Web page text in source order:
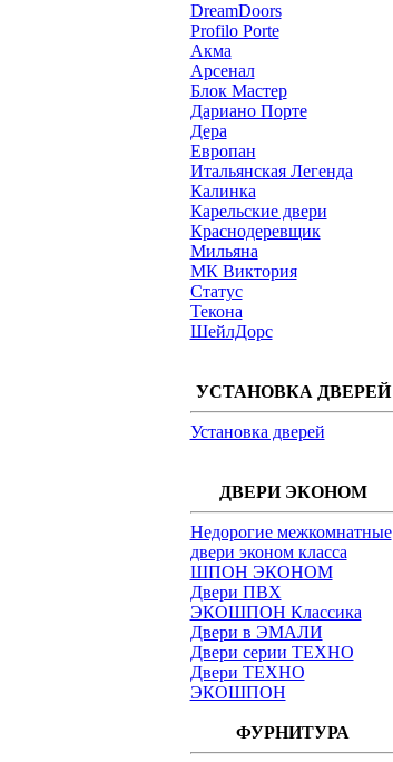
DreamDoors
Profilo Porte
Акма
Арсенал
Блок Мастер
Дариано Порте
Дера
Европан
Итальянская Легенда
Калинка
Карельские двери
Краснодеревщик
Мильяна
МК Виктория
Статус
Текона
ШейлДорс
УСТАНОВКА ДВЕРЕЙ
Установка дверей
ДВЕРИ ЭКОНОМ
Недорогие межкомнатные
двери эконом класса
ШПОН ЭКОНОМ
Двери ПВХ
ЭКОШПОН Классика
Двери в ЭМАЛИ
Двери серии ТЕХНО
Двери ТЕХНО
ЭКОШПОН
ФУРНИТУРА